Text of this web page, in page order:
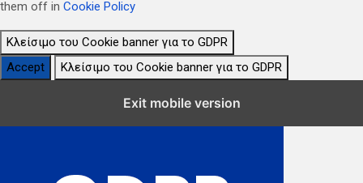
them off in Cookie Policy
Κλείσιμο του Cookie banner για το GDPR
Accept
Κλείσιμο του Cookie banner για το GDPR
Exit mobile version